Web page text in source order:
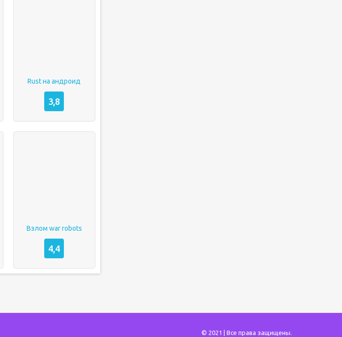
Rust на андроид
3,8
Взлом war robots
4,4
© 2021 | Все права защищены.